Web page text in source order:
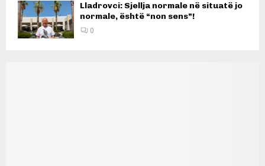
Lladrovci: Sjellja normale në situatë jo
normale, është “non sens”!
0